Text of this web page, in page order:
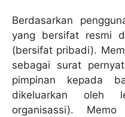
Berdasarkan
yang bersifat resmi
(bersifat pribadi).
sebagai surat
pimpinan kepada
dikeluarkan oleh
organisassi).